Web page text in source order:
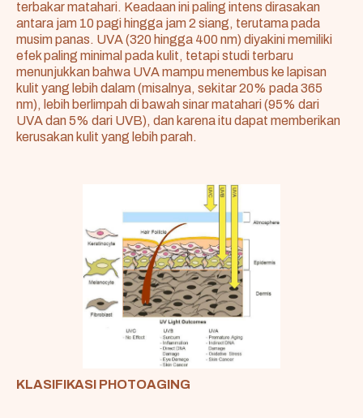
terbakar matahari. Keadaan ini paling intens dirasakan
antara jam 10 pagi hingga jam 2 siang, terutama pada
musim panas. UVA (320 hingga 400 nm) diyakini memiliki
efek paling minimal pada kulit, tetapi studi terbaru
menunjukkan bahwa UVA mampu menembus ke lapisan
kulit yang lebih dalam (misalnya, sekitar 20% pada 365
nm), lebih berlimpah di bawah sinar matahari (95% dari
UVA dan 5% dari UVB), dan karena itu dapat memberikan
kerusakan kulit yang lebih parah.
KLASIFIKASI PHOTOAGING